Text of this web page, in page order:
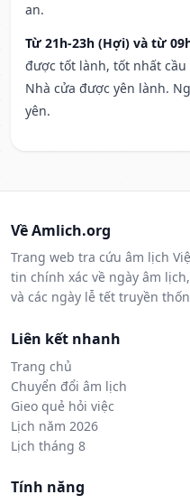
an.
Từ 21h-23h (Hợi) và từ
được tốt lành, tốt nhất
Nhà cửa được yên lành.
yên.
Về Amlich.org
Trang web tra cứu âm lịch
tin chính xác về ngày âm
và các ngày lễ tết truyền
Liên kết nhanh
Trang chủ
Chuyển đổi âm lịch
Gieo quẻ hỏi việc
Lịch năm 2026
Lịch tháng 8
Tính năng